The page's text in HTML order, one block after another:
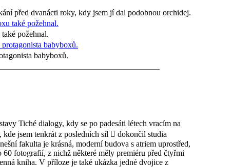
před dvanácti roky, kdy jsem jí dal podobnou orchidej.
požehnal.
babyboxů.
Tiché dialogy, kdy se po padesáti létech vracím na
jsem tenkrát z posledních sil  dokončil studia
fakulta je krásná, moderní budova s atriem uprostřed,
fotografií, z nichž některé měly premiéru před čtyřmi
kniha. V příloze je také ukázka jedné dvojice z